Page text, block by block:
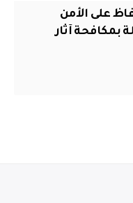
على الأمن
بمكافحة آثار